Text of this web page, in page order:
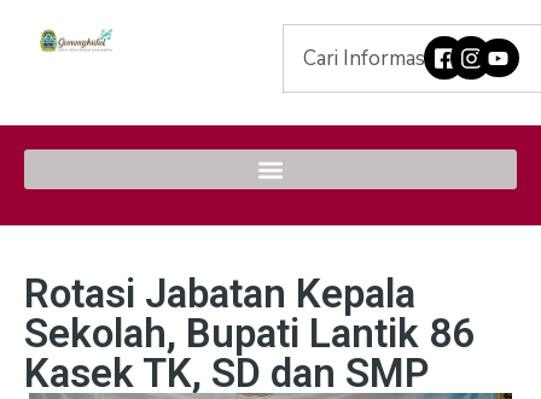
Rotasi Jabatan Kepala
Sekolah, Bupati Lantik 86
Kasek TK, SD dan SMP